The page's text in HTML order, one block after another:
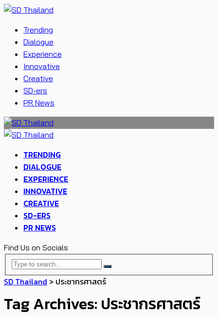
Trending
Dialogue
Experience
Innovative
Creative
SD-ers
PR News
TRENDING
DIALOGUE
EXPERIENCE
INNOVATIVE
CREATIVE
SD-ERS
PR NEWS
Find Us on Socials
SD Thailand > ประชากรศาสตร์
Tag Archives: ประชากรศาสตร์